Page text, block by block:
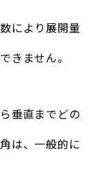
により展開量
きません。
垂直までどの
は、一般的に